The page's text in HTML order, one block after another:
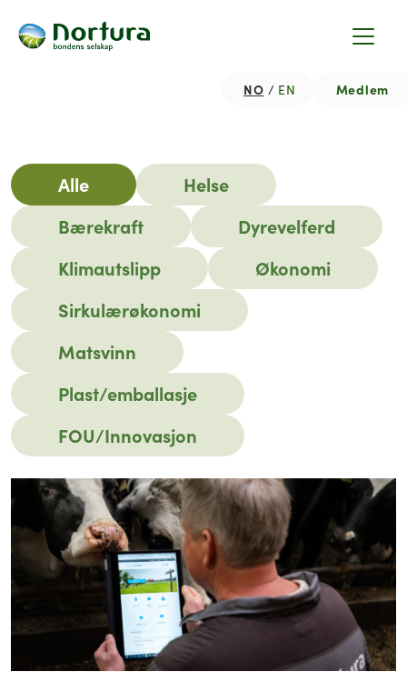
Medlem
NO EN
Alle
Helse
Bærekraft
Dyrevelferd
Klimautslipp
Økonomi
Sirkulærøkonomi
Matsvinn
Plast/emballasje
FOU/Innovasjon